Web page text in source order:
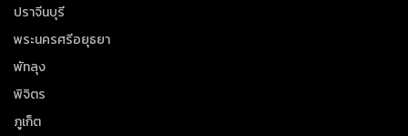
ปราจีนบุรี
พระนครศรีอยุธยา
พัทลุง
พิจิตร
ภูเก็ต